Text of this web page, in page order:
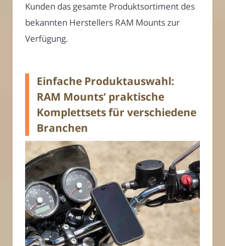
Kunden das gesamte Produktsortiment des
bekannten Herstellers RAM Mounts zur
Verfügung.
Einfache Produktauswahl:
RAM Mounts‘ praktische
Komplettsets für verschiedene
Branchen